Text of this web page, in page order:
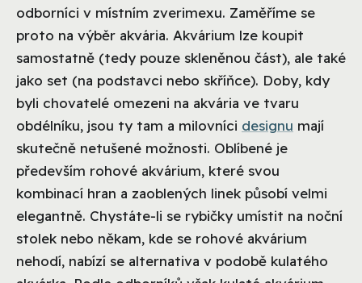
odborníci v místním zverimexu. Zaměříme se
proto na výběr akvária. Akvárium lze koupit
samostatně (tedy pouze skleněnou část), ale také
jako set (na podstavci nebo skříňce). Doby, kdy
byli chovatelé omezeni na akvária ve tvaru
obdélníku, jsou ty tam a milovníci designu mají
skutečně netušené možnosti. Oblíbené je
především rohové akvárium, které svou
kombinací hran a zaoblených linek působí velmi
elegantně. Chystáte-li se rybičky umístit na noční
stolek nebo někam, kde se rohové akvárium
nehodí, nabízí se alternativa v podobě kulatého